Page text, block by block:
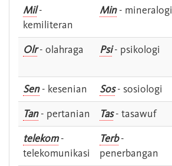
Mil-
kemiliteran
Min- mineralogi
Olr- olahraga Psi- psikologi
Sen- kesenian Sos- sosiologi
Tan- pertanian Tas- tasawuf
telekom-
telekomunikasi
Terb-
penerbangan